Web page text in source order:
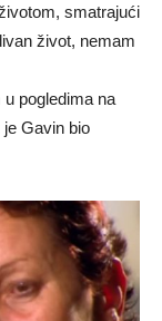
smatrajući
život, nemam
pogledima na
Gavin bio